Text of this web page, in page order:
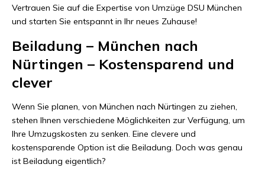
Vertrauen Sie auf die Expertise von Umzüge DSU München
und starten Sie entspannt in Ihr neues Zuhause!
Beiladung – München nach
Nürtingen – Kostensparend und
clever
Wenn Sie planen, von München nach Nürtingen zu ziehen,
stehen Ihnen verschiedene Möglichkeiten zur Verfügung, um
Ihre Umzugskosten zu senken. Eine clevere und
kostensparende Option ist die Beiladung. Doch was genau
ist Beiladung eigentlich?